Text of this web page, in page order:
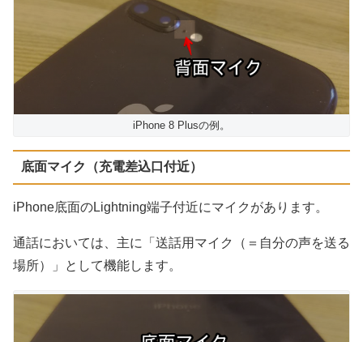
iPhone 8 Plusの例。
底面マイク（充電差込口付近）
iPhone底面のLightning端子付近にマイクがあります。
通話においては、主に「送話用マイク（＝自分の声を送る
場所）」として機能します。